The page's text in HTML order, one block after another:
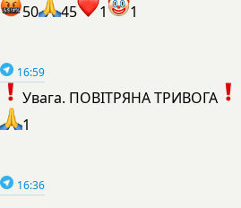
50
45 1 1
16:59
Увага. ПОВІТРЯНА ТРИВОГА
1
16:36